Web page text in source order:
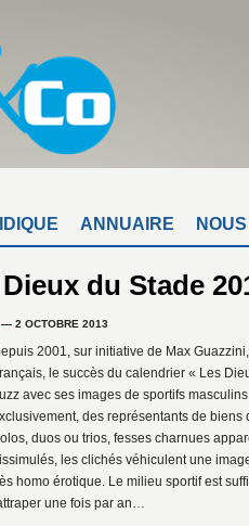
ANNUAIRE
du Stade
— 2 OCTOBRE 2013
2001, sur initiative de Max
le succès du calendrier « Les
avec ses images de sportifs
des représentants de biens
duos ou trios, fesses charnues
les clichés véhiculent une
homo érotique. Le milieu sportif est
une fois par an…